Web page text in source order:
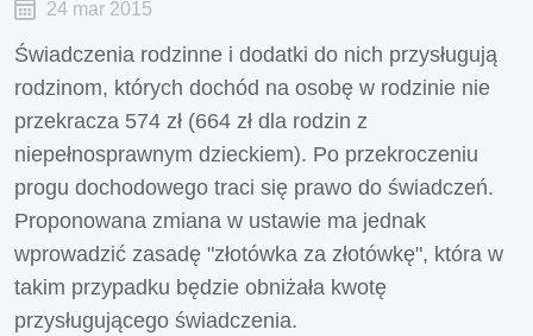
24 mar 2015
Świadczenia rodzinne i dodatki do nich przysługują
rodzinom, których dochód na osobę w rodzinie nie
przekracza 574 zł (664 zł dla rodzin z
niepełnosprawnym dzieckiem). Po przekroczeniu
progu dochodowego traci się prawo do świadczeń.
Proponowana zmiana w ustawie ma jednak
wprowadzić zasadę "złotówka za złotówkę", która w
takim przypadku będzie obniżała kwotę
przysługującego świadczenia.